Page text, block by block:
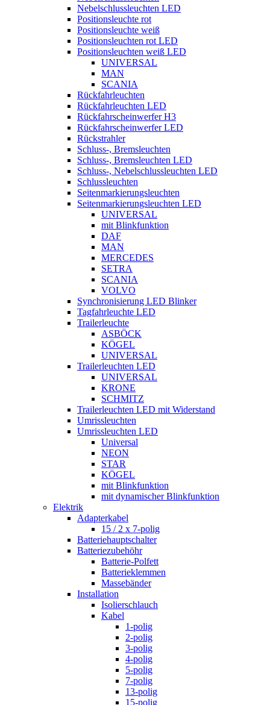
Nebelschlussleuchten LED
Positionsleuchte rot
Positionsleuchte weiß
Positionsleuchten rot LED
Positionsleuchten weiß LED
UNIVERSAL
MAN
SCANIA
Rückfahrleuchten
Rückfahrleuchten LED
Rückfahrscheinwerfer H3
Rückfahrscheinwerfer LED
Rückstrahler
Schluss-, Bremsleuchten
Schluss-, Bremsleuchten LED
Schluss-, Nebelschlussleuchten LED
Schlussleuchten
Seitenmarkierungsleuchten
Seitenmarkierungsleuchten LED
UNIVERSAL
mit Blinkfunktion
DAF
MAN
MERCEDES
SETRA
SCANIA
VOLVO
Synchronisierung LED Blinker
Tagfahrleuchte LED
Trailerleuchte
ASBÖCK
KÖGEL
UNIVERSAL
Trailerleuchten LED
UNIVERSAL
KRONE
SCHMITZ
Trailerleuchten LED mit Widerstand
Umrissleuchten
Umrissleuchten LED
Universal
NEON
STAR
KÖGEL
mit Blinkfunktion
mit dynamischer Blinkfunktion
Elektrik
Adapterkabel
15 / 2 x 7-polig
Batteriehauptschalter
Batteriezubehöhr
Batterie-Polfett
Batterieklemmen
Massebänder
Installation
Isolierschlauch
Kabel
1-polig
2-polig
3-polig
4-polig
5-polig
7-polig
13-polig
15-polig